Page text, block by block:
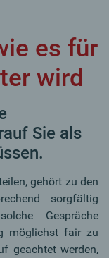
es für
wird
Sie als
gehört zu den
sorgfältig
Gespräche
möglichst fair zu
geachtet werden,